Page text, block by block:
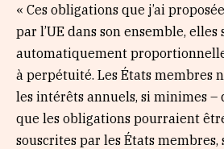
« Ces obligations que j’ai
par l’UE dans son ensemble, elles
automatiquement
à perpétuité. Les États membres
les intérêts annuels, si minimes –
que les obligations pourraient
souscrites par les États membres,